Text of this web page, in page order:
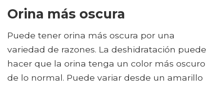
Orina más oscura
Puede tener orina más oscura por una
variedad de razones. La deshidratación puede
hacer que la orina tenga un color más oscuro
de lo normal. Puede variar desde un amarillo